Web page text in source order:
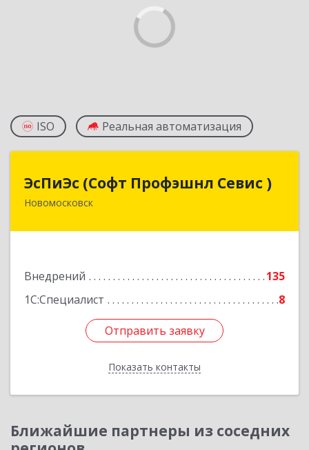
ISO Реальная автоматизация
ЭсПиЭс (Софт Профэшнл Севис )
Новомосковск
Внедрений
135
1С:Специалист
8
Отправить заявку
Показать контакты
ЭсПиЭс (Софт Профэшнл Севис )
301659, Тульская обл, Новомосковский р-н,
Отправить заявку
Назад
Ближайшие партнеры из соседних